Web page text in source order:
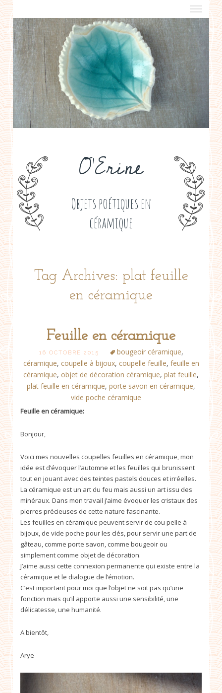
O'Erine
Objets poétiques en
céramique
a propos
boutiques de créateurs
contact
politique de confidentialité
Tag Archives: plat feuille
en céramique
Feuille en céramique
16 OCTOBRE 2015 bougeoir céramique,
céramique, coupelle à bijoux, coupelle feuille, feuille en
céramique, objet de décoration céramique, plat feuille,
plat feuille en céramique, porte savon en céramique,
vide poche céramique
Feuille en céramique:
Bonjour,
Voici mes nouvelles coupelles feuilles en céramique, mon
idée est d’évoquer l’automne et les feuilles qui brunissent
tout en jouant avec des teintes pastels douces et irréelles.
La céramique est un art du feu mais aussi un art issu des
minéraux. Dans mon travail j’aime évoquer les cristaux des
pierres précieuses de cette nature fascinante.
Les feuilles en céramique peuvent servir de cou pelle à
bijoux, de vide poche pour les clés, pour servir une part de
gâteau, comme porte savon, comme bougeoir ou
simplement comme objet de décoration.
J’aime aussi cette connexion permanente qui existe entre la
céramique et le dialogue de l’émotion.
C’est important pour moi que l’objet ne soit pas qu’une
fonction mais qu’il apporte aussi une sensibilité, une
délicatesse, une humanité.
A bientôt,
Arye